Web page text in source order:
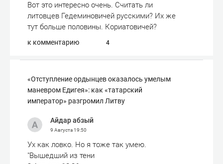
Вот это интересно очень. Считать ли
литовцев Гедеминовичей русскими? Их же
тут больше половины. Кориатовичей?
к комментарию 4
«Отступле­ние ордынцев оказалось умелым
маневром Едигея»: как «татарский
император» разгромил Литву
Айдар абзый
9 Августа19:50
Ух как ловко. Но я тоже так умею.
"Вышедший из тени